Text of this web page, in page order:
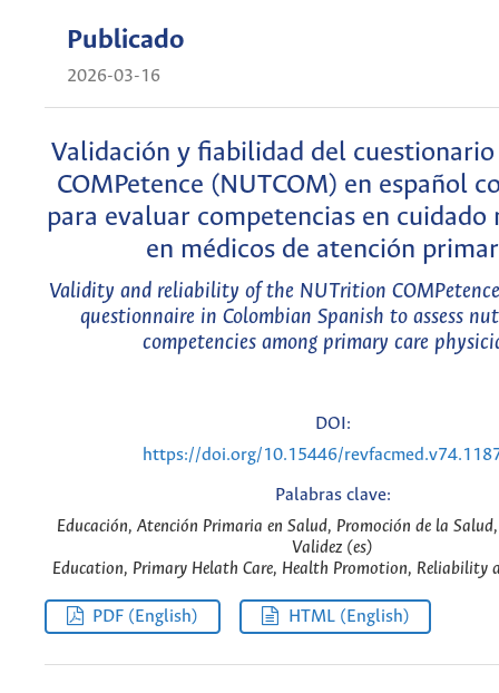
Publicado
2026-03-16
Validación y fiabilidad del
COMPetence (NUTCOM) en español
para evaluar competencias en
en médicos de atención
Validity and reliability of the NUTrition
questionnaire in Colombian Spanish to assess
competencies among primary care
DOI:
https://doi.org/10.15446/
Palabras clave:
Educación, Atención Primaria en Salud, Promoción de la
Validez (es)
Education, Primary Helath Care, Health Promotion, Reliability
PDF (English) HTML (English)